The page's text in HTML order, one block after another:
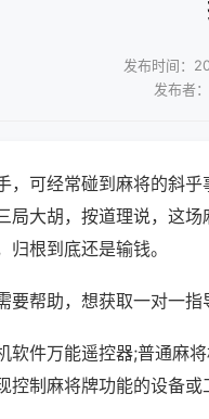
发布时间：
发布者
，可经常碰到麻将的斜
局大胡，按道理说，这
归根到底还是输钱。
要帮助，想获取一对一
软件万能遥控器;普通麻
控制麻将牌功能的设备或